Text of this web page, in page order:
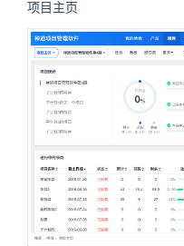
项目主页